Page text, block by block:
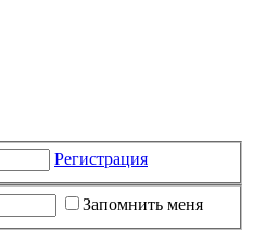
Регистрация
Запомнить меня